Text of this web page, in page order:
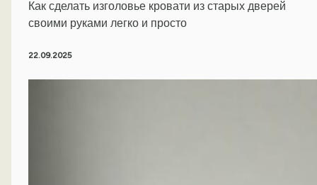
Как сделать изголовье кровати из старых дверей
своими руками легко и просто
22.09.2025